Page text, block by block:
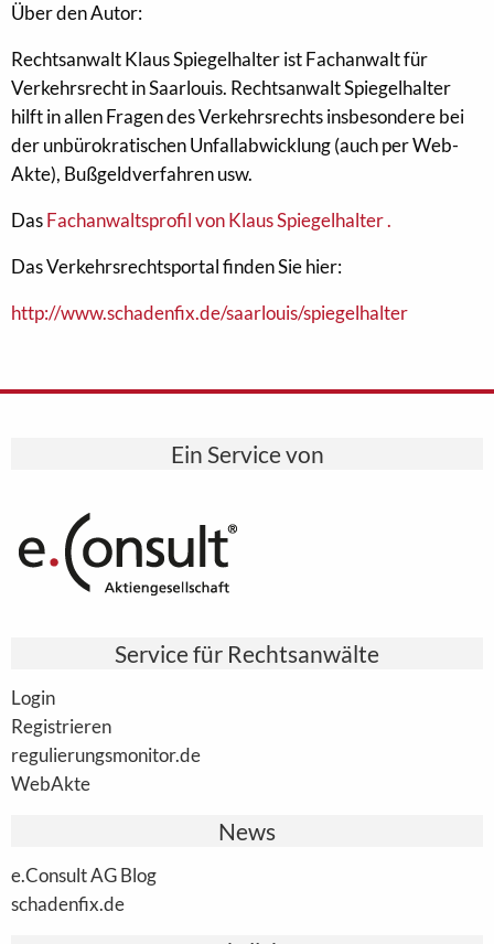
Über den Autor:
Rechtsanwalt Klaus Spiegelhalter ist Fachanwalt für
Verkehrsrecht in Saarlouis. Rechtsanwalt Spiegelhalter
hilft in allen Fragen des Verkehrsrechts insbesondere bei
der unbürokratischen Unfallabwicklung (auch per Web-
Akte), Bußgeldverfahren usw.
DasFachanwaltsprofil von Klaus Spiegelhalter .
Das Verkehrsrechtsportal finden Sie hier:
http://www.schadenfix.de/saarlouis/spiegelhalter
Ein Service von
Service für Rechtsanwälte
Login
Registrieren
regulierungsmonitor.de
WebAkte
News
e.Consult AG Blog
schadenfix.de